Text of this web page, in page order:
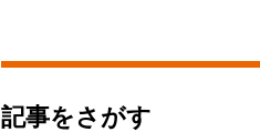
記事をさがす